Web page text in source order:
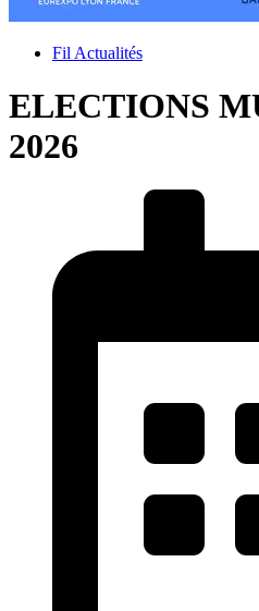
Fil Actualités
ELECTIONS
2026